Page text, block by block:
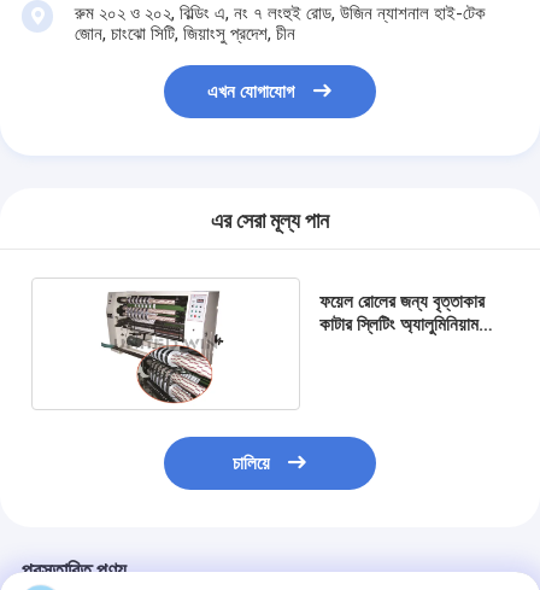
রুম ২০২ ও ২০২, বিল্ডিং এ, নং ৭ লংহুই রোড, উজিন ন্যাশনাল হাই-টেক
জোন, চাংঝো সিটি, জিয়াংসু প্রদেশ, চীন
এখন যোগাযোগ
এর সেরা মূল্য পান
ফয়েল রোলের জন্য বৃত্তাকার
কাটার স্লিটিং অ্যালুমিনিয়াম
চালিয়ে
প্রস্তাবিত পণ্য